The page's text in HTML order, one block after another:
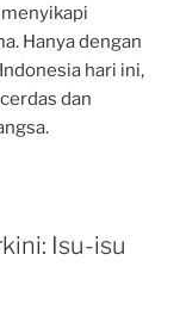
Hanya dengan
hari ini,
dan
Isu-isu